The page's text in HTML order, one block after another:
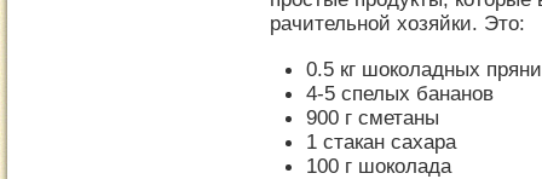
рачительной хозяйки. Это:
0.5 кг шоколадных
4-5 спелых бананов
900 г сметаны
1 стакан сахара
100 г шоколада